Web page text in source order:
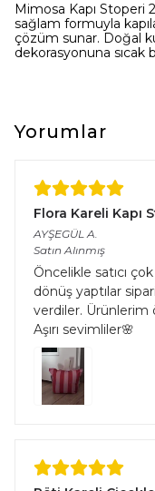
Mimosa Kapı Stoperi
sağlam formuyla
çözüm sunar. Doğal
dekorasyonuna sıcak
Yorumlar
Flora Kareli Kapı
AYŞEGÜL A.
Satın Alınmış
Öncelikle satıcı
dönüş yaptılar
verdiler. Ürünlerim
Aşırı sevimliler🌸